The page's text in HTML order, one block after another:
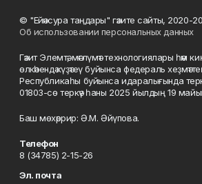
© "Ейәнсура таңдары" гәзите сайты, 2020-
Об использовании персональных данных
Гәзит Элемтә, мәғлүмәт технологиялары һәм
өлкәһендә күҙәтеү буйынса федераль
Республикаһы буйынса идаралығында
01803-сө теркәү һаны 2025 йылдың 19
Баш мөхәррир: Ә.М. Әйүпова.
Телефон
8 (34785) 2-15-26
Эл. почта